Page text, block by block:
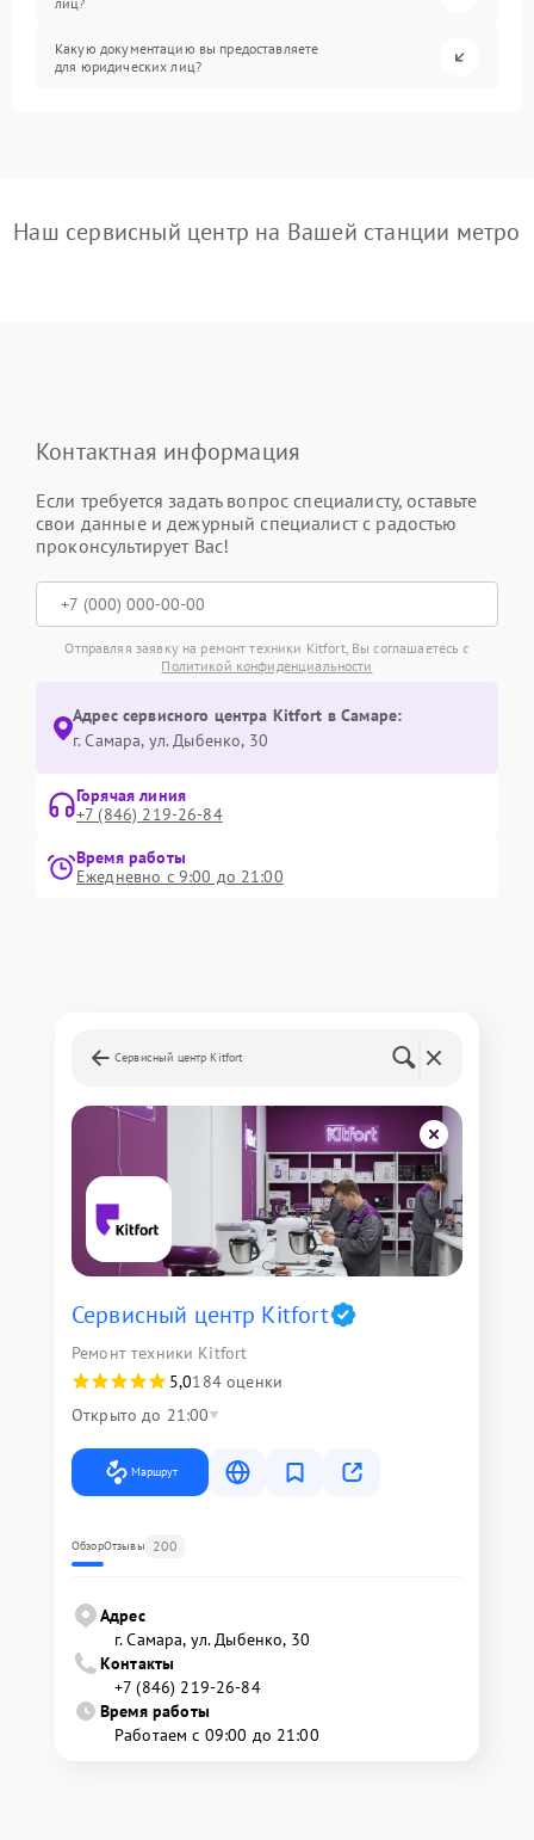
Какую документацию вы предоставляете
для юридических лиц?
Наш сервисный центр на Вашей станции метро
Контактная информация
Если требуется задать вопрос специалисту, оставьте
свои данные и дежурный специалист с радостью
проконсультирует Вас!
Отправляя заявку на ремонт техники Kitfort, Вы соглашаетесь с
Политикой конфиденциальности
Адрес сервисного центра Kitfort в Самаре:
г. Самара, ул. Дыбенко, 30
Горячая линия
+7 (846) 219-26-84
Время работы
Ежедневно с 9:00 до 21:00
Сервисный центр Kitfort
Сервисный центр Kitfort
Ремонт техники Kitfort
5,0184 оценки
Открыто до 21:00
Маршрут
ОбзорОтзывы 200
Адрес
г. Самара, ул. Дыбенко, 30
Контакты
+7 (846) 219-26-84
Время работы
Работаем с 09:00 до 21:00